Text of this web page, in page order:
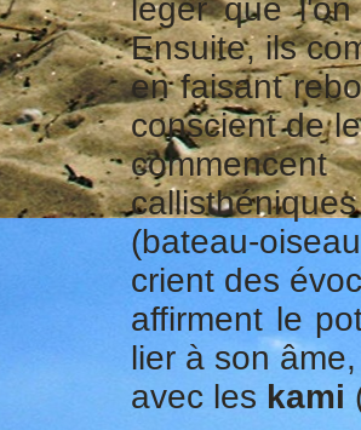
léger que
Ensuite, ils
en faisant
conscient de
(bateau-
crient des
affirment le
lier à son
avec les kami